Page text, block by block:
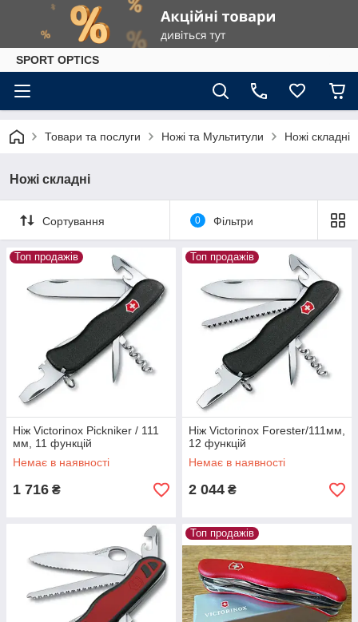
SPORT OPTICS
Товари та послуги Ножі та Мультитули Ножі складні
Ножі складні
Сортування 0 Фільтри
Топ продажів
Ніж Victorinox Pickniker / 111
мм, 11 функцій
Немає в наявності
1 716 ₴
Топ продажів
Ніж Victorinox Forester/111мм,
12 функцій
Немає в наявності
2 044 ₴
Топ продажів